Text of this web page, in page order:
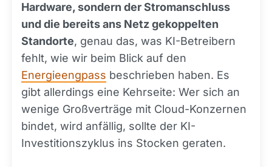
Hardware, sondern der Stromanschluss
und die bereits ans Netz gekoppelten
Standorte, genau das, was KI-Betreibern
fehlt, wie wir beim Blick auf den
Energieengpass beschrieben haben. Es
gibt allerdings eine Kehrseite: Wer sich an
wenige Großverträge mit Cloud-Konzernen
bindet, wird anfällig, sollte der KI-
Investitionszyklus ins Stocken geraten.